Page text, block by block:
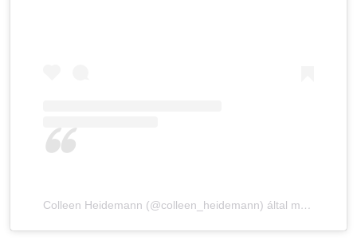
Colleen Heidemann (@colleen_heidemann) által megosztott bejegyzés